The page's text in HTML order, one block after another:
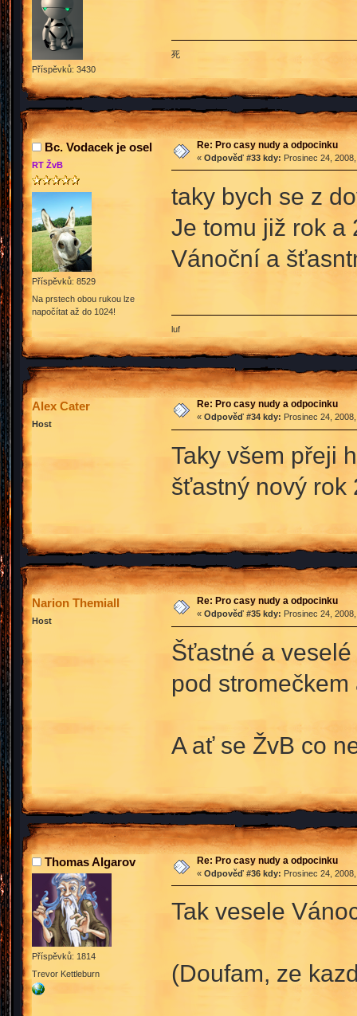
Příspěvků: 3430
死
Bc. Vodacek je osel
RT ŽvB
Příspěvků: 8529
Na prstech obou rukou lze
napočítat až do 1024!
Re: Pro casy nudy a odpocinku
« Odpověď #33 kdy: Prosinec 24,
taky bych se z
Je tomu již rok a
Vánoční a
luf
Alex Cater
Host
Re: Pro casy nudy a odpocinku
« Odpověď #34 kdy: Prosinec 24,
Taky všem přeji
šťastný nový rok
Narion Themiall
Host
Re: Pro casy nudy a odpocinku
« Odpověď #35 kdy: Prosinec 24,
Šťastné a
pod
A ať se ŽvB co
Thomas Algarov
Příspěvků: 1814
Trevor Kettleburn
Re: Pro casy nudy a odpocinku
« Odpověď #36 kdy: Prosinec 24,
Tak vesele
(Doufam, ze